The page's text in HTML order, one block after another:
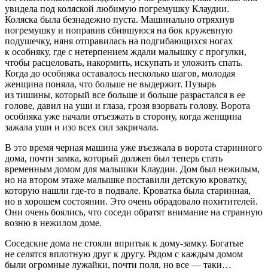
увидела под коляской любимую погремушку Клаудии.
Коляска была безнадежно пуста. Машинально отряхнув
погремушку и поправив сбившуюся на бок кружевную
подушечку, няня отправилась на подгибающихся ногах
к особняку, где с нетерпением ждали малышку с прогулки,
чтобы расцеловать, накормить, искупать и уложить спать.
Когда до особняка оставалось несколько шагов, молодая
женщина поняла, что больше не выдержит. Пузырь
из тишины, который все больше и больше разрастался в ее
голове, давил на уши и глаза, грозя взорвать голову. Ворота
особняка уже начали отъезжать в сторону, когда женщина
зажала уши и изо всех сил закричала.
В это время черная машина уже въезжала в ворота старинного
дома, почти замка, который должен был теперь стать
временным домом для малышки Клаудии. Дом был нежилым,
но на втором этаже малышке поставили детскую кроватку,
которую нашли где-то в подвале. Кроватка была старинная,
но в хорошем состоянии. Это очень обрадовало похитителей.
Они очень боялись, что соседи обратят внимание на странную
возню в нежилом доме.
Соседские дома не стояли впритык к дому-замку. Богатые
не селятся вплотную друг к другу. Рядом с каждым домом
были огромные лужайки, почти поля, но все — таки…